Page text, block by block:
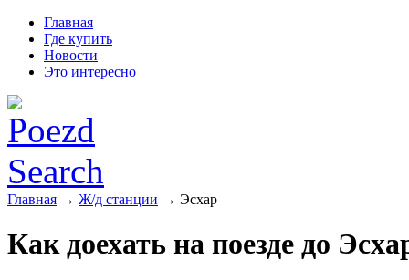
Главная
Где купить
Новости
Это интересно
Главная → Ж/д станции → Эсхар
Как доехать на поезде до